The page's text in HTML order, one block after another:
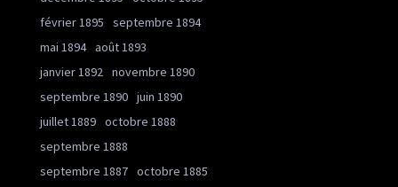
février 1895
septembre 1894
mai 1894 août 1893
janvier 1892 novembre 1890
septembre 1890 juin 1890
juillet 1889 octobre 1888
septembre 1888
septembre 1887 octobre 1885